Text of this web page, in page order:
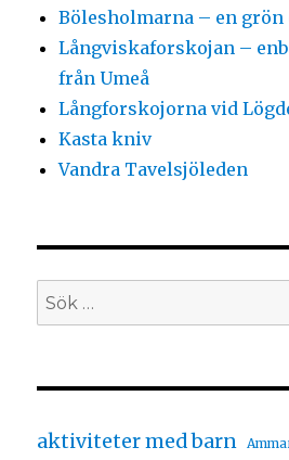
Bölesholmarna – en grön
Långviskaforskojan –
från Umeå
Långforskojorna vid
Kasta kniv
Vandra Tavelsjöleden
aktiviteter med barn